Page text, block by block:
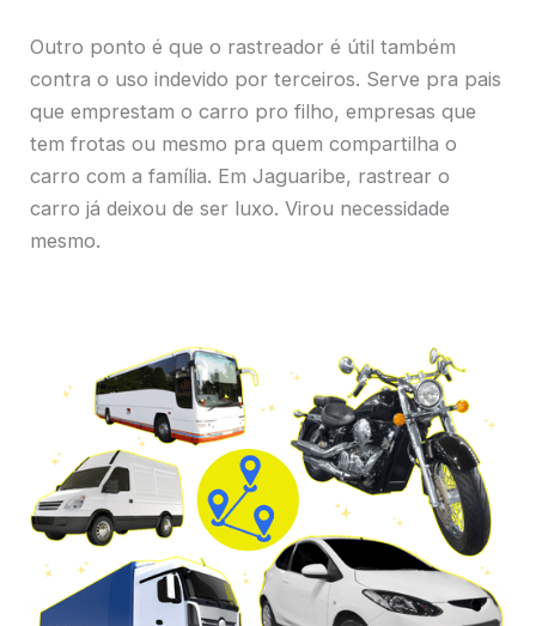
Outro ponto é que o rastreador é útil também
contra o uso indevido por terceiros. Serve pra pais
que emprestam o carro pro filho, empresas que
tem frotas ou mesmo pra quem compartilha o
carro com a família. Em Jaguaribe, rastrear o
carro já deixou de ser luxo. Virou necessidade
mesmo.